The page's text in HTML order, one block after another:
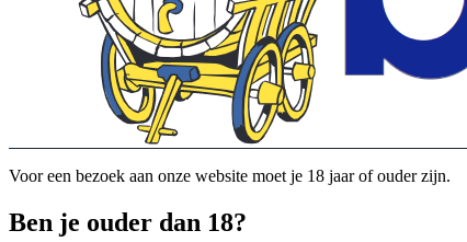
Voor een bezoek aan onze website moet je 18 jaar of ouder zijn.
Ben je ouder dan 18?